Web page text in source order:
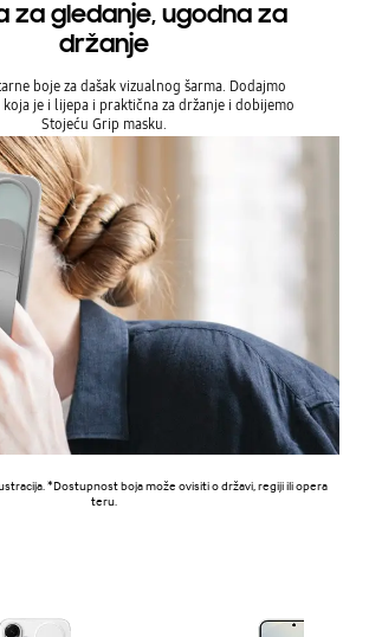
za gledanje, ugodna za
držanje
boje za dašak vizualnog šarma. Dodajmo
je i lijepa i praktična za držanje i dobijemo
Stojeću Grip masku.
*Dostupnost boja može ovisiti o državi, regiji ili opera
teru.